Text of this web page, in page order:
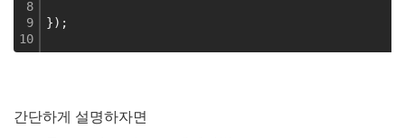
8
9
10
});
간단하게 설명하자면